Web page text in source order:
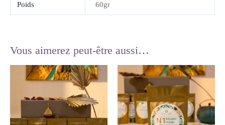
Poids 60gr
Vous aimerez peut-être aussi…